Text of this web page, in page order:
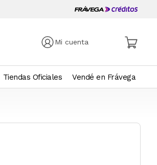
Mi cuenta
Tiendas Oficiales Vendé en Frávega